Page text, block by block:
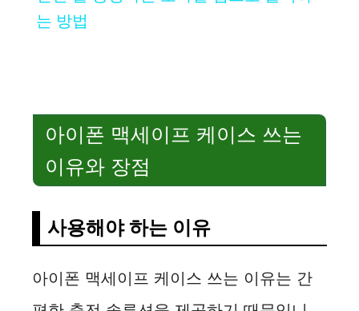
V
d
는 방법
아이폰 맥세이프 케이스 쓰는
이유와 장점
사용해야 하는 이유
아이폰 맥세이프 케이스 쓰는 이유는 간